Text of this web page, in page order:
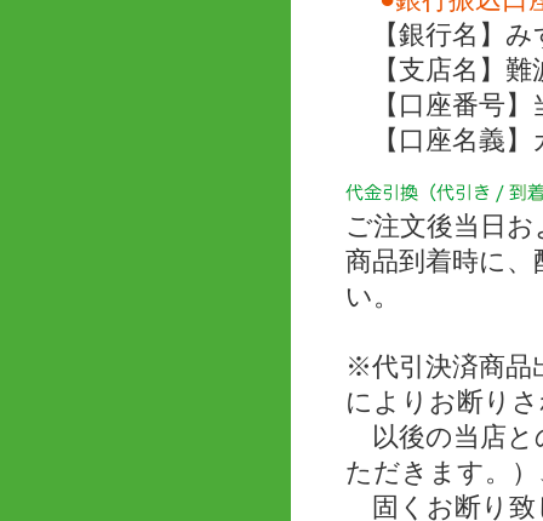
【銀行名】み
【支店名】難
【口座番号】
【口座名義】
ご注文後当日
商品到着時に
い。
※代引決済商品
によりお断り
以後の当店と
ただきます。
固くお断り致